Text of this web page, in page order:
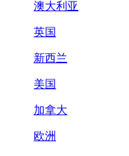
澳大利亚
英国
新西兰
美国
加拿大
欧洲